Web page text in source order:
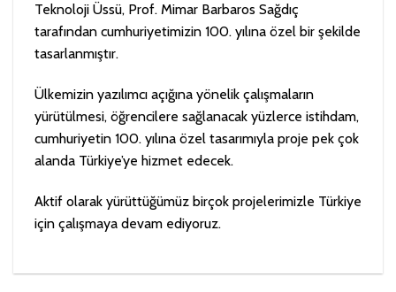
Teknoloji Üssü, Prof. Mimar Barbaros Sağdıç
tarafından cumhuriyetimizin 100. yılına özel bir şekilde
tasarlanmıştır.
Ülkemizin yazılımcı açığına yönelik çalışmaların
yürütülmesi, öğrencilere sağlanacak yüzlerce istihdam,
cumhuriyetin 100. yılına özel tasarımıyla proje pek çok
alanda Türkiye’ye hizmet edecek.
Aktif olarak yürüttüğümüz birçok projelerimizle Türkiye
için çalışmaya devam ediyoruz.